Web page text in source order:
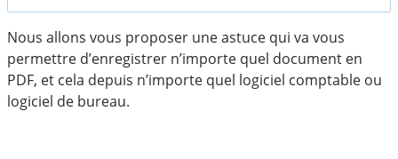
Nous allons vous proposer une astuce qui va vous
permettre d’enregistrer n’importe quel document en
PDF, et cela depuis n’importe quel logiciel comptable ou
logiciel de bureau.